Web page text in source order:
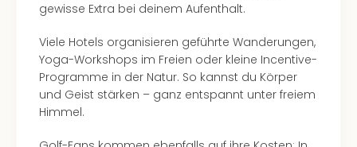
gewisse Extra bei deinem Aufenthalt.
Viele Hotels organisieren geführte Wanderungen,
Yoga-Workshops im Freien oder kleine Incentive-
Programme in der Natur. So kannst du Körper
und Geist stärken – ganz entspannt unter freiem
Himmel.